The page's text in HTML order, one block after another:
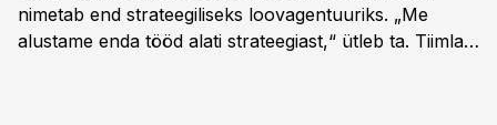
nimetab end strateegiliseks loovagentuuriks. „Me
alustame enda tööd alati strateegiast,“ ütleb ta. Tiimla